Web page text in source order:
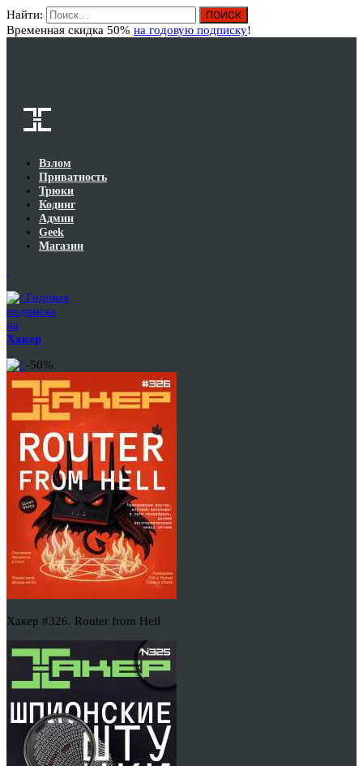
Найти:
Временная скидка 50% на годовую подписку!
Взлом
Приватность
Трюки
Кодинг
Админ
Geek
Магазин
Годовая
подписка
на
Хакер
-50%
Хакер #326. Router from Hell